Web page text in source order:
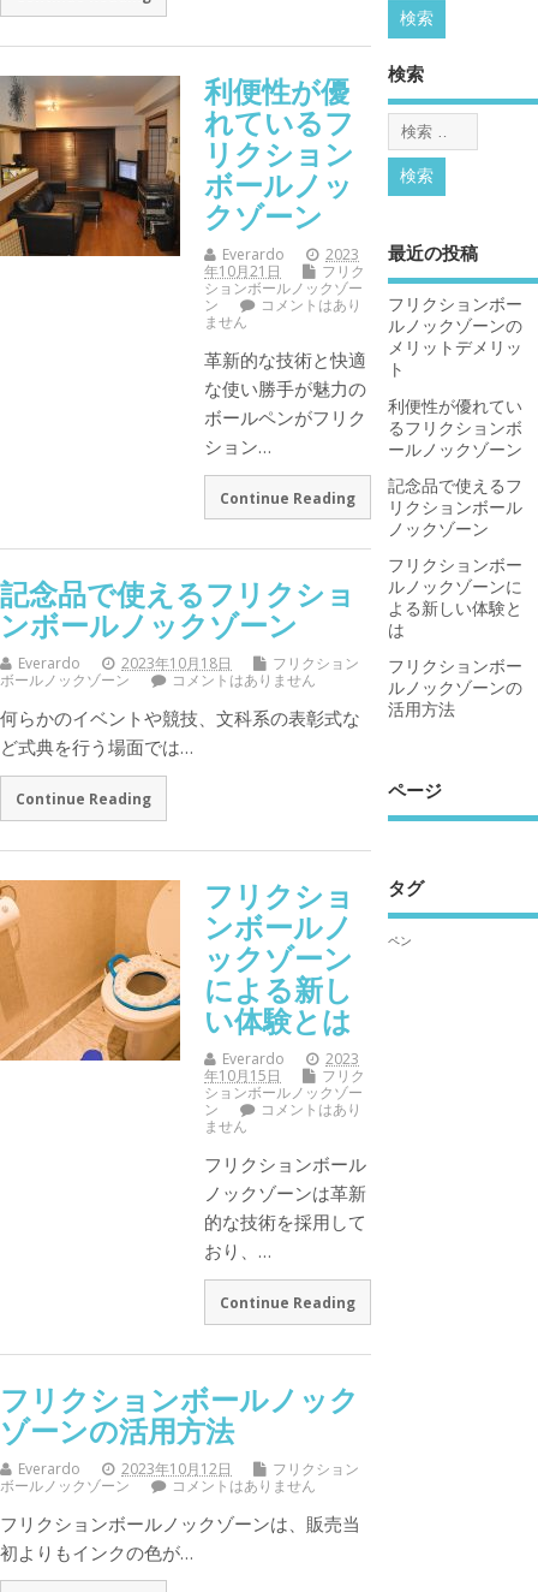
利便性が優
れているフ
リクション
ボールノッ
クゾーン
Everardo
2023
年10月21日
フリク
ションボールノックゾー
ン
コメントはあり
ません
革新的な技術と快適
な使い勝手が魅力の
ボールペンがフリク
ション…
Continue Reading
記念品で使えるフリクショ
ンボールノックゾーン
Everardo 2023年10月18日
フリクション
ボールノックゾーン
コメントはありません
何らかのイベントや競技、文科系の表彰式な
ど式典を行う場面では…
Continue Reading
フリクショ
ンボールノ
ックゾーン
による新し
い体験とは
Everardo
2023
年10月15日
フリク
ションボールノックゾー
ン
コメントはあり
ません
フリクションボール
ノックゾーンは革新
的な技術を採用して
おり、…
Continue Reading
フリクションボールノック
ゾーンの活用方法
Everardo 2023年10月12日
フリクション
ボールノックゾーン
コメントはありません
フリクションボールノックゾーンは、販売当
初よりもインクの色が…
検索
最近の投稿
フリクションボー
ルノックゾーンの
メリットデメリッ
ト
利便性が優れてい
るフリクションボ
ールノックゾーン
記念品で使えるフ
リクションボール
ノックゾーン
フリクションボー
ルノックゾーンに
よる新しい体験と
は
フリクションボー
ルノックゾーンの
活用方法
ページ
タグ
ペン